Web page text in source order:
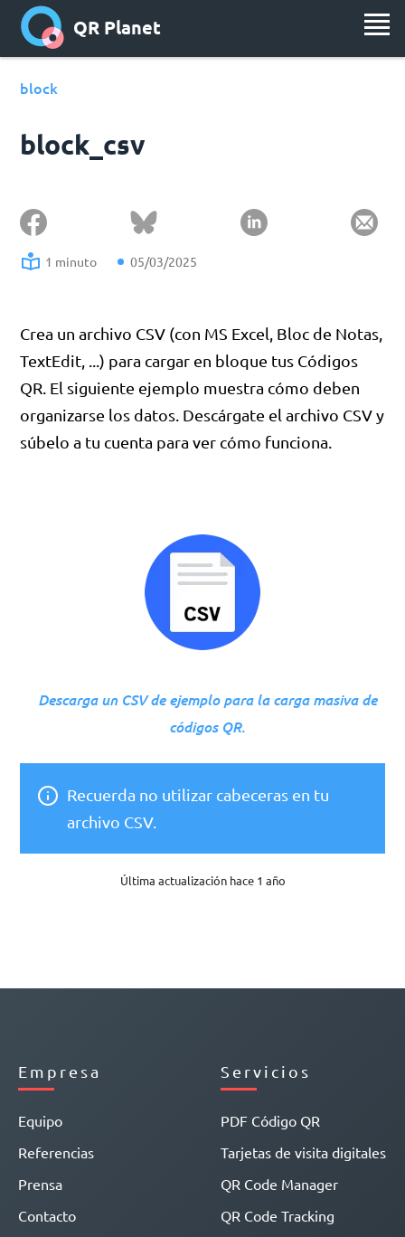
QR Planet
block
block_csv
1 minuto 05/03/2025
Crea un archivo CSV (con MS Excel, Bloc de Notas,
TextEdit, ...) para cargar en bloque tus Códigos
QR. El siguiente ejemplo muestra cómo deben
organizarse los datos. Descárgate el archivo CSV y
súbelo a tu cuenta para ver cómo funciona.
Descarga un CSV de ejemplo para la carga masiva de
códigos QR.
Recuerda no utilizar cabeceras en tu
archivo CSV.
Última actualización hace 1 año
Empresa
Equipo
Referencias
Prensa
Contacto
Servicios
PDF Código QR
Tarjetas de visita digitales
QR Code Manager
QR Code Tracking